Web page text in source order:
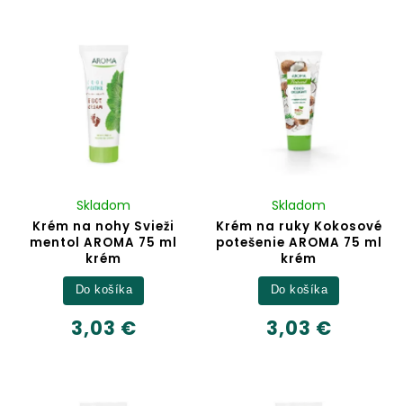
Krém na nohy Svieži
mentol AROMA 75 ml
krém
Skladom
3,03 €
Do košíka
Krém na ruky Kokosové
potešenie AROMA 75 ml
krém
Skladom
3,03 €
Do košíka